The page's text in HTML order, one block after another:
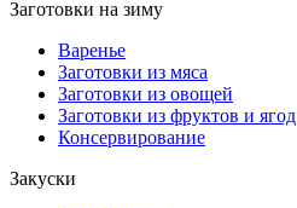
Заготовки на зиму
Варенье
Заготовки из мяса
Заготовки из овощей
Заготовки из фруктов и ягод
Консервирование
Закуски